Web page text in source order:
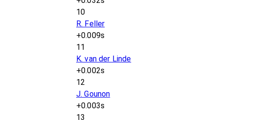
10
R. Feller
+0.009s
11
K. van der Linde
+0.002s
12
J. Gounon
+0.003s
13